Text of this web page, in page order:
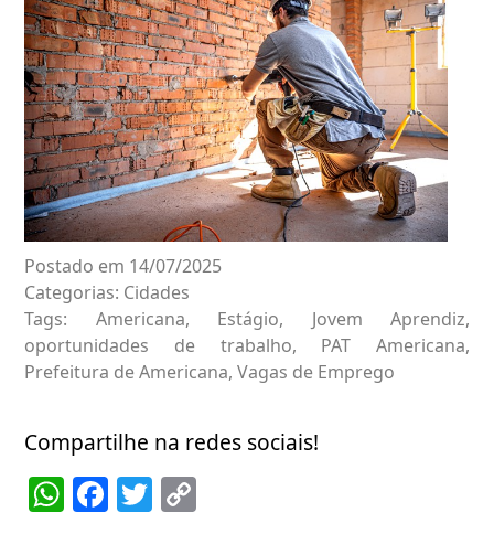
Postado em 14/07/2025
Categorias: Cidades
Tags: Americana, Estágio, Jovem Aprendiz,
oportunidades de trabalho, PAT Americana,
Prefeitura de Americana, Vagas de Emprego
Compartilhe na redes sociais!
WhatsApp
Facebook
Twitter